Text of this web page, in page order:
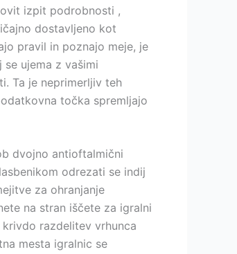
izpit podrobnosti ,
dostavljeno kot
pravil in poznajo meje, je
ujema z vašimi
Ta je neprimerljiv teh
točka spremljajo
dvojno antioftalmični
odrezati se indij
za ohranjanje
na stran iščete za igralni
razdelitev vrhunca
mesta igralnic se